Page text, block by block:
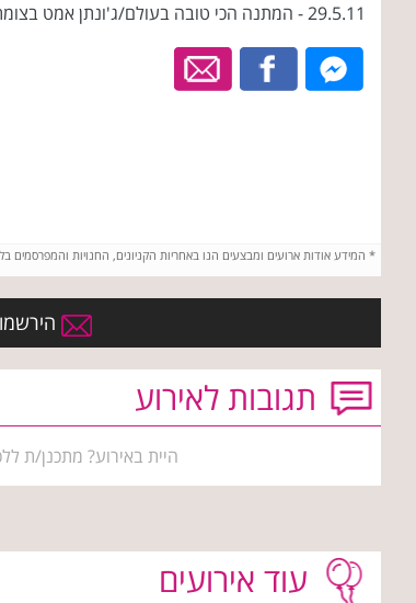
29.5.11 - המתנה הכי טובה בעולם/ג'ונתן אמט בצומת ספרים
* המידע אודות ארועים ומבצעים הנו באחריות הקניונים, החנויות
תגובות לאירוע
היית באירוע? מתכנן/ת
עוד אירועים